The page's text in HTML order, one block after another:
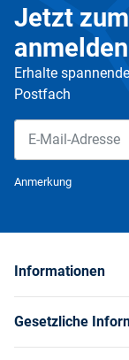
Jetzt
Erhalte
Postfach
Anmerkung
Informationen
Gesetzliche